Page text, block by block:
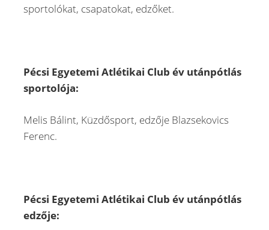
sportolókat, csapatokat, edzőket.
Pécsi Egyetemi Atlétikai Club év utánpótlás
sportolója:
Melis Bálint, Küzdősport, edzője Blazsekovics
Ferenc.
Pécsi Egyetemi Atlétikai Club év utánpótlás
edzője: